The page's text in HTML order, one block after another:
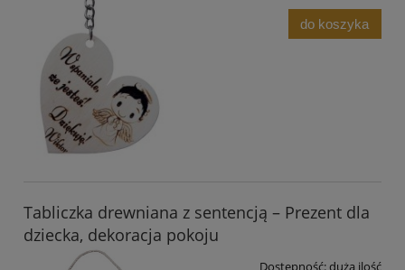
do koszyka
Tabliczka drewniana z sentencją – Prezent dla
dziecka, dekoracja pokoju
Dostępność:duża ilość